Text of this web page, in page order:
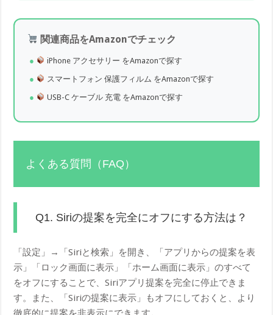
関連商品をAmazonでチェック
iPhone アクセサリー をAmazonで探す
スマートフォン 保護フィルム をAmazonで探す
USB-C ケーブル 充電 をAmazonで探す
よくある質問（FAQ）
Q1. Siriの提案を完全にオフにする方法は？
「設定」→「Siriと検索」を開き、「アプリからの提案を表
示」「ロック画面に表示」「ホーム画面に表示」のすべて
をオフにすることで、Siriアプリ提案を完全に停止できま
す。また、「Siriの提案に表示」もオフにしておくと、より